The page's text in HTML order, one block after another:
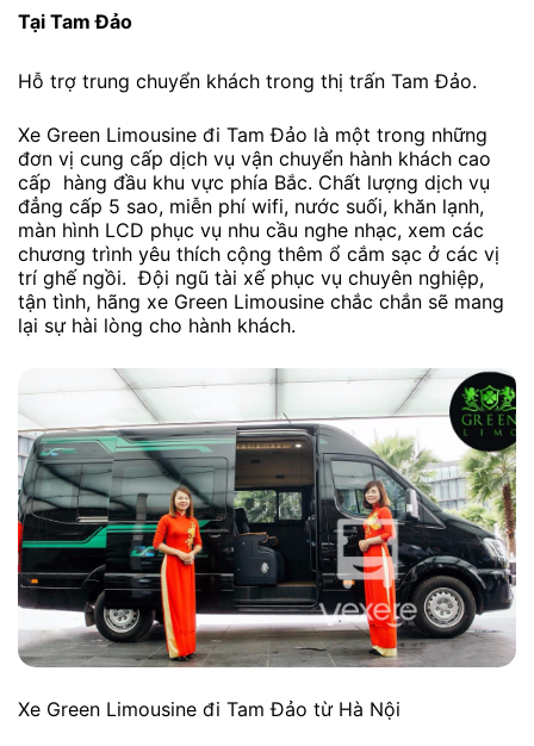
Tại Tam Đảo
Hỗ trợ trung chuyển khách trong thị trấn Tam Đảo.
Xe Green Limousine đi Tam Đảo là một trong những
đơn vị cung cấp dịch vụ vận chuyển hành khách cao
cấp hàng đầu khu vực phía Bắc. Chất lượng dịch vụ
đẳng cấp 5 sao, miễn phí wifi, nước suối, khăn lạnh,
màn hình LCD phục vụ nhu cầu nghe nhạc, xem các
chương trình yêu thích cộng thêm ổ cắm sạc ở các vị
trí ghế ngồi. Đội ngũ tài xế phục vụ chuyên nghiệp,
tận tình, hãng xe Green Limousine chắc chắn sẽ mang
lại sự hài lòng cho hành khách.
Xe Green Limousine đi Tam Đảo từ Hà Nội